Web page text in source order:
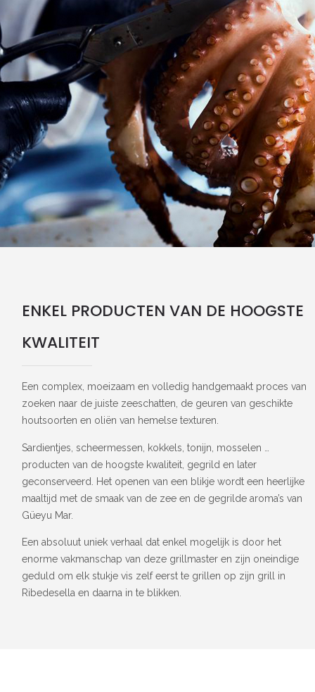
ENKEL PRODUCTEN VAN DE HOOGSTE
KWALITEIT
Een complex, moeizaam en volledig handgemaakt proces van
zoeken naar de juiste zeeschatten, de geuren van geschikte
houtsoorten en oliën van hemelse texturen.
Sardientjes, scheermessen, kokkels, tonijn, mosselen …
producten van de hoogste kwaliteit, gegrild en later
geconserveerd. Het openen van een blikje wordt een heerlijke
maaltijd met de smaak van de zee en de gegrilde aroma’s van
Güeyu Mar.
Een absoluut uniek verhaal dat enkel mogelijk is door het
enorme vakmanschap van deze grillmaster en zijn oneindige
geduld om elk stukje vis zelf eerst te grillen op zijn grill in
Ribedesella en daarna in te blikken.